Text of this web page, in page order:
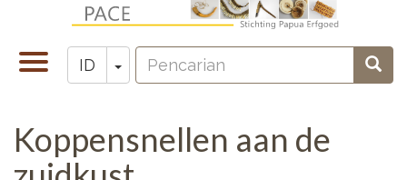
Toggle
navigation
ID Toggle Dropdown
Zoeken
Pencarian
Koppensnellen aan de